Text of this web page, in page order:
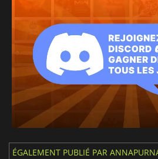
ÉGALEMENT PUBLIÉ PAR